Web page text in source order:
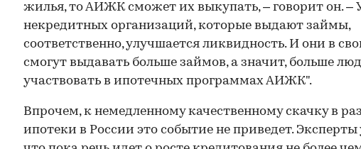
жилья, то АИЖК сможет их выкупать, – говорит он. –
некредитных организаций, которые выдают займы,
соответственно, улучшается ликвидность. И они в
смогут выдавать больше займов, а значит, больше
участвовать в ипотечных программах АИЖК".
Впрочем, к немедленному качественному скачку в
ипотеки в России это событие не приведет.